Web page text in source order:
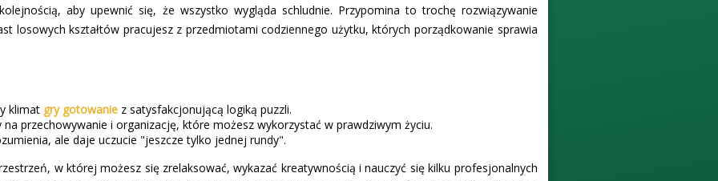
aby upewnić się, że wszystko wygląda schludnie. Przypomina to trochę rozwiązywanie
losowych kształtów pracujesz z przedmiotami codziennego użytku, których porządkowanie sprawia
klimat gry gotowanie z satysfakcjonującą logiką puzzli.
na przechowywanie i organizację, które możesz wykorzystać w prawdziwym życiu.
ale daje uczucie "jeszcze tylko jednej rundy".
w której możesz się zrelaksować, wykazać kreatywnością i nauczyć się kilku profesjonalnych